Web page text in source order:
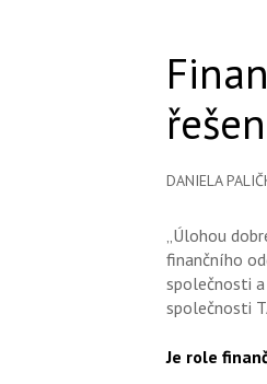
DANIELA
„Úlohou
finančního
společnosti
společnosti
Je role